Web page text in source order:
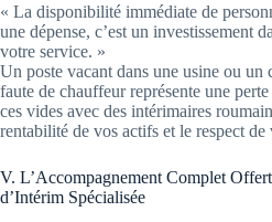
« La disponibilité immédiate de
une dépense, c’est un investissement
votre service. »
Un poste vacant dans une usine ou
faute de chauffeur représente une
ces vides avec des intérimaires
rentabilité de vos actifs et le respect de
V. L’Accompagnement Complet
d’Intérim Spécialisée